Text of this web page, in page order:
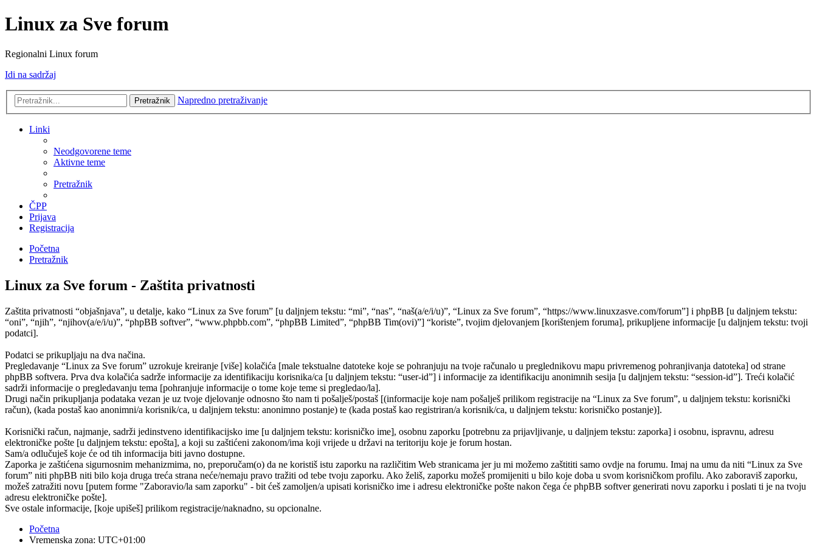
Linux za Sve forum
Regionalni Linux forum
Idi na sadržaj
Pretražnik Napredno pretraživanje
Linki
Neodgovorene teme
Aktivne teme
Pretražnik
ČPP
Prijava
Registracija
Početna
Pretražnik
Linux za Sve forum - Zaštita privatnosti
Zaštita privatnosti “objašnjava”, u detalje, kako “Linux za Sve forum” [u daljnjem tekstu: “mi”, “nas”, “naš(a/e/i/u)”, “Linux za Sve forum”, “https://www.linuxzasve.com/forum”] i phpBB [u daljnjem tekstu:
“oni”, “njih”, “njihov(a/e/i/u)”, “phpBB softver”, “www.phpbb.com”, “phpBB Limited”, “phpBB Tim(ovi)”] “koriste”, tvojim djelovanjem [korištenjem foruma], prikupljene informacije [u daljnjem tekstu: tvoji
podatci].
Podatci se prikupljaju na dva načina.
Pregledavanje “Linux za Sve forum” uzrokuje kreiranje [više] kolačića [male tekstualne datoteke koje se pohranjuju na tvoje računalo u preglednikovu mapu privremenog pohranjivanja datoteka] od strane
phpBB softvera. Prva dva kolačića sadrže informacije za identifikaciju korisnika/ca [u daljnjem tekstu: “user-id”] i informacije za identifikaciju anonimnih sesija [u daljnjem tekstu: “session-id”]. Treći kolačić
sadrži informacije o pregledavanju tema [pohranjuje informacije o tome koje teme si pregledao/la].
Drugi način prikupljanja podataka vezan je uz tvoje djelovanje odnosno što nam ti pošalješ/postaš [(informacije koje nam pošalješ prilikom registracije na “Linux za Sve forum”, u daljnjem tekstu: korisnički
račun), (kada postaš kao anonimni/a korisnik/ca, u daljnjem tekstu: anonimno postanje) te (kada postaš kao registriran/a korisnik/ca, u daljnjem tekstu: korisničko postanje)].
Korisnički račun, najmanje, sadrži jedinstveno identifikacijsko ime [u daljnjem tekstu: korisničko ime], osobnu zaporku [potrebnu za prijavljivanje, u daljnjem tekstu: zaporka] i osobnu, ispravnu, adresu
elektroničke pošte [u daljnjem tekstu: epošta], a koji su zaštićeni zakonom/ima koji vrijede u državi na teritoriju koje je forum hostan.
Sam/a odlučuješ koje će od tih informacija biti javno dostupne.
Zaporka je zaštićena sigurnosnim mehanizmima, no, preporučam(o) da ne koristiš istu zaporku na različitim Web stranicama jer ju mi možemo zaštititi samo ovdje na forumu. Imaj na umu da niti “Linux za Sve
forum” niti phpBB niti bilo koja druga treća strana neće/nemaju pravo tražiti od tebe tvoju zaporku. Ako želiš, zaporku možeš promijeniti u bilo koje doba u svom korisničkom profilu. Ako zaboraviš zaporku,
možeš zatražiti novu [putem forme "Zaboravio/la sam zaporku" - bit ćeš zamoljen/a upisati korisničko ime i adresu elektroničke pošte nakon čega će phpBB softver generirati novu zaporku i poslati ti je na tvoju
adresu elektroničke pošte].
Sve ostale informacije, [koje upišeš] prilikom registracije/naknadno, su opcionalne.
Početna
Vremenska zona: UTC+01:00